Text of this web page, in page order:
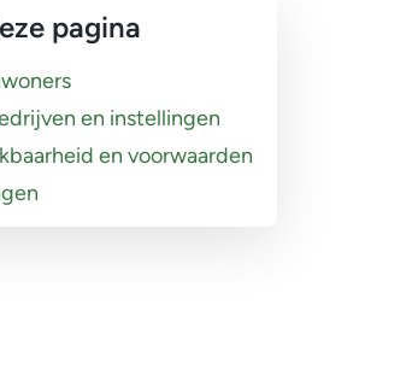
pagina
en instellingen
en voorwaarden